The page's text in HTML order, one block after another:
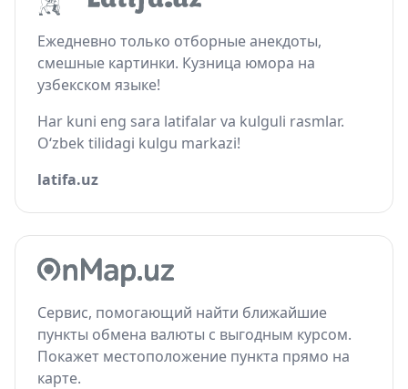
Ежедневно только отборные анекдоты,
смешные картинки. Кузница юмора на
узбекском языке!
Har kuni eng sara latifalar va kulguli rasmlar.
O‘zbek tilidagi kulgu markazi!
latifa.uz
Сервис, помогающий найти ближайшие
пункты обмена валюты с выгодным курсом.
Покажет местоположение пункта прямо на
карте.